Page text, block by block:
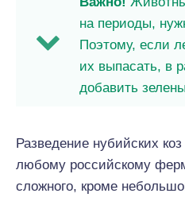
на периоды,
Поэтому, если
их выпасать, в
добавить
Разведение нубийских
любому российскому
сложного, кроме